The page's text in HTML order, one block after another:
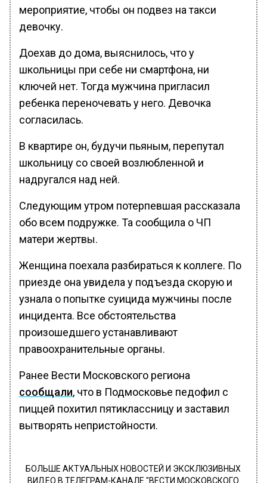
мероприятие, чтобы он подвез на такси
девочку.
Доехав до дома, выяснилось, что у
школьницы при себе ни смартфона, ни
ключей нет. Тогда мужчина пригласил
ребенка переночевать у него. Девочка
согласилась.
В квартире он, будучи пьяным, перепутал
школьницу со своей возлюбленной и
надругался над ней.
Следующим утром потерпевшая рассказала
обо всем подружке. Та сообщила о ЧП
матери жертвы.
Женщина поехала разбираться к коллеге. По
приезде она увидела у подъезда скорую и
узнала о попытке суицида мужчины после
инцидента. Все обстоятельства
произошедшего устанавливают
правоохранительные органы.
Ранее Вести Московского региона
сообщали, что в Подмосковье педофил с
пиццей похитил пятиклассницу и заставил
вытворять непристойности.
БОЛЬШЕ АКТУАЛЬНЫХ НОВОСТЕЙ И ЭКСКЛЮЗИВНЫХ
ВИДЕО В ТЕЛЕГРАМ-КАНАЛЕ "ВЕСТИ МОСКОВСКОГО